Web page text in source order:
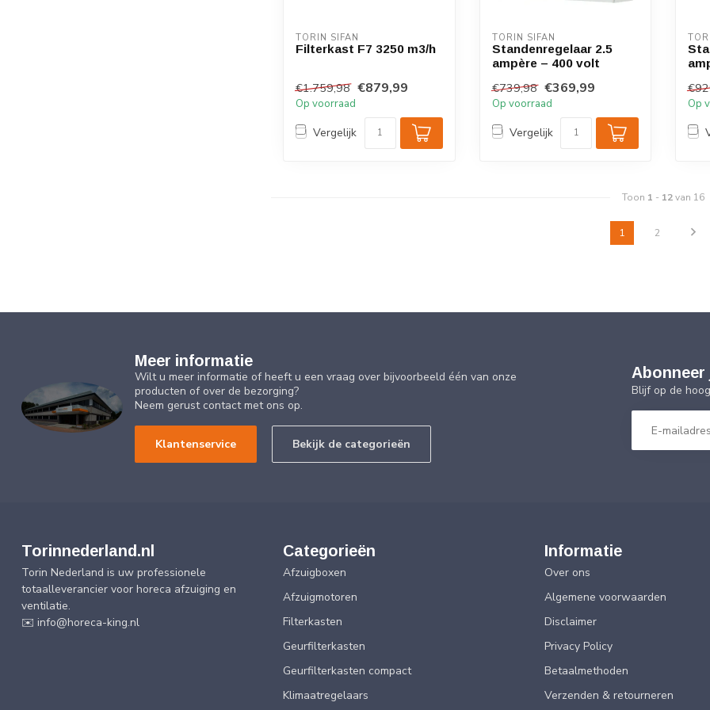
TORIN SIFAN
Filterkast F7 3250 m3/h
€1.759,98 €879,99
Op voorraad
Vergelijk
TORIN SIFAN
Standenregelaar 2.5
ampère – 400 volt
€739,98 €369,99
Op voorraad
Vergelijk
Op
Toon 1 - 12van 16
1 2
Meer informatie
Wilt u meer informatie of heeft u een vraag over bijvoorbeeld één van onze
producten of over de bezorging?
Neem gerust contact met ons op.
Klantenservice Bekijk de categorieën
Abonneer
Blijf op de
Torinnederland.nl
Torin Nederland is uw professionele
totaalleverancier voor horeca afzuiging en
ventilatie.
✉️ info@horeca-king.nl
Categorieën
Afzuigboxen
Afzuigmotoren
Filterkasten
Geurfilterkasten
Geurfilterkasten compact
Klimaatregelaars
Informatie
Over ons
Algemene voorwaarden
Disclaimer
Privacy Policy
Betaalmethoden
Verzenden & retourneren